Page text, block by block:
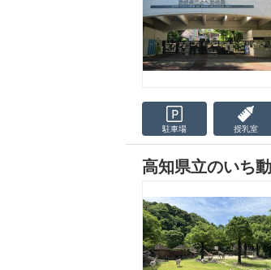
駐車場 授乳室
高知県立のいち